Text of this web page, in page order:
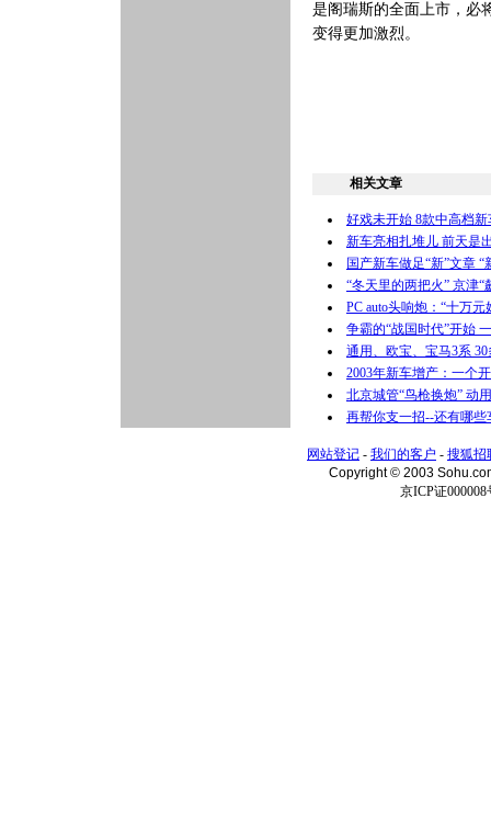
是阁瑞斯的全面上市，必
变得更加激烈。
相关文章
好戏未开始 8款中高档
新车亮相扎堆儿 前天是
国产新车做足“新”文章 “
“冬天里的两把火” 京津“
PC auto头响炮：“十万
争霸的“战国时代”开始
通用、欧宝、宝马3系
2003年新车增产：一个
北京城管“鸟枪换炮” 动
再帮你支一招--还有哪
网站登记 - 我们的客户 - 搜狐招
Copyright © 2003
京ICP证